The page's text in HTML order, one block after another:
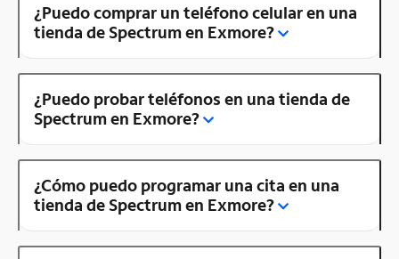
¿Puedo comprar un teléfono celular en una
tienda de Spectrum en Exmore?
¿Puedo probar teléfonos en una tienda de
Spectrum en Exmore?
¿Cómo puedo programar una cita en una
tienda de Spectrum en Exmore?